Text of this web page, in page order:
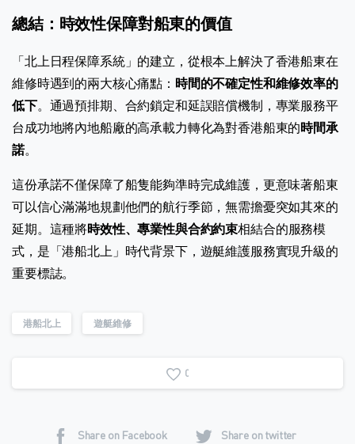
總結：時效性保障對船東的價值
「北上日程保障系統」的建立，從根本上解決了香港船東在
維修時遇到的兩大核心痛點： 時間的不確定性和維修效率的
低下。通過預排期、合約鎖定和延誤賠償機制，專業服務平
台成功地將內地船廠的高承載力轉化為對香港船東的時間承
諾。
這份承諾不僅保障了船隻能夠準時完成維護，更意味著船東
可以信心滿滿地規劃他們的航行季節，無需擔憂突如其來的
延期。這種將時效性、專業性與合約約束相結合的服務模
式，是「港船北上」時代背景下，遊艇維護服務實現升級的
重要標誌。
港船北上 遊艇維修
0
Share on Facebook Share on twitter